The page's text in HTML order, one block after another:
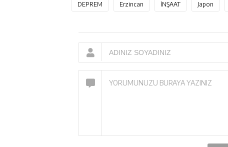
DEPREM Erzincan İNŞAAT Japon